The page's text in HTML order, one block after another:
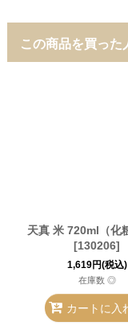
この商品を買った
天真 米 720ml（化
[130206]
1,619円(税込)
在庫数 ◎
カートに入